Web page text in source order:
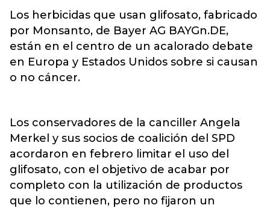
Los herbicidas que usan glifosato, fabricado
por Monsanto, de Bayer AG BAYGn.DE,
están en el centro de un acalorado debate
en Europa y Estados Unidos sobre si causan
o no cáncer.
Los conservadores de la canciller Angela
Merkel y sus socios de coalición del SPD
acordaron en febrero limitar el uso del
glifosato, con el objetivo de acabar por
completo con la utilización de productos
que lo contienen, pero no fijaron un